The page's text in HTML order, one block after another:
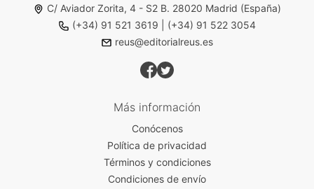
C/ Aviador Zorita, 4 - S2 B. 28020 Madrid (España)
(+34) 91 521 3619
(+34) 91 522 3054
reus@editorialreus.es
Más información
Conócenos
Política de privacidad
Términos y condiciones
Condiciones de envío